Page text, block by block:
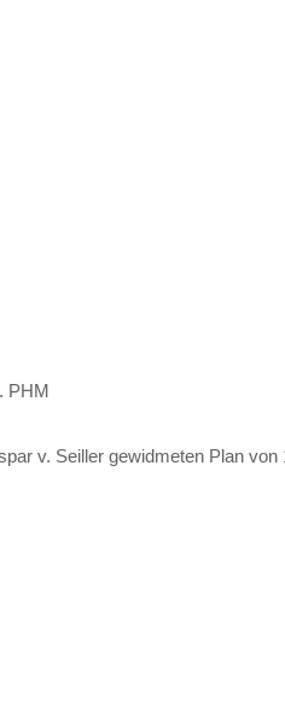
PHM
v. Seiller gewidmeten Plan